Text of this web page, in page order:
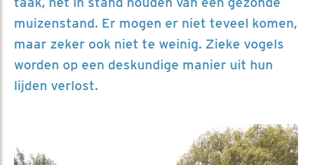
muizenstand. Er mogen er niet teveel komen,
maar zeker ook niet te weinig. Zieke vogels
worden op een deskundige manier uit hun
lijden verlost.